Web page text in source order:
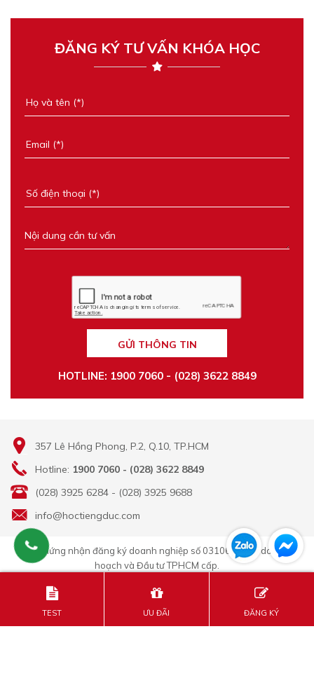
ĐĂNG KÝ TƯ VẤN KHÓA HỌC
GỬI THÔNG TIN
HOTLINE: 1900 7060 - (028) 3622 8849
357 Lê Hồng Phong, P.2, Q.10, TP.HCM
Hotline: 1900 7060 - (028) 3622 8849
(028) 3925 6284 - (028) 3925 9688
info@hoctiengduc.com
Giấy chứng nhận đăng ký doanh nghiệp số 0310635296 do Sở Kế
hoạch và Đầu tư TPHCM cấp.
Sở Giáo Dục và Đào Tạo TPHCM cấp
TEST ƯU ĐÃI ĐĂNG KÝ